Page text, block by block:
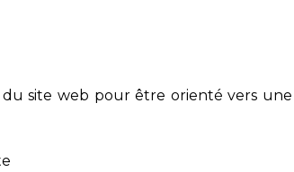
du site web pour être orienté vers